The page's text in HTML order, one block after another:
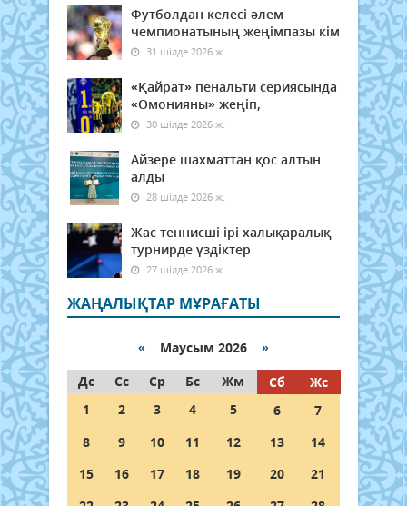
Футболдан келесі әлем
чемпионатының жеңімпазы кім
31 шілде 2026 ж.
«Қайрат» пенальти сериясында
«Омонияны» жеңіп,
30 шілде 2026 ж.
Айзере шахматтан қос алтын
алды
28 шілде 2026 ж.
Жас теннисші ірі халықаралық
турнирде үздіктер
27 шілде 2026 ж.
ЖАҢАЛЫҚТАР МҰРАҒАТЫ
« Маусым 2026 »
Дс
Сс Ср Бс Жм Сб
Жс
1
2 3 4 5 6
7
8
9 10 11 12 13
14
15
16 17 18 19 20
21